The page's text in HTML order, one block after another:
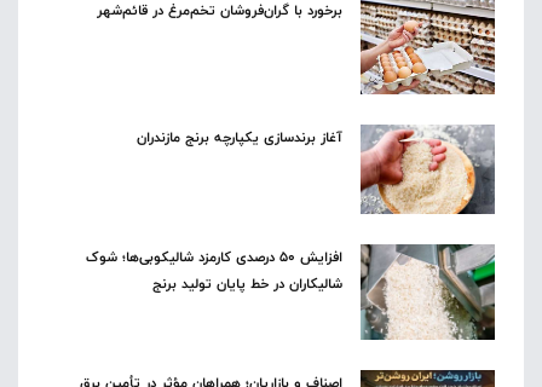
برخورد با گران‌فروشان تخم‌مرغ در قائم‌شهر
آغاز برندسازی یکپارچه برنج مازندران
افزایش ۵۰ درصدی کارمزد شالیکوبی‌ها؛ شوک
شالیکاران در خط پایان تولید برنج